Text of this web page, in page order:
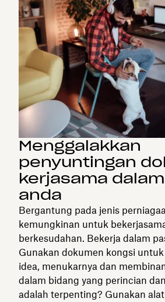
Menggalakkan
penyuntingan
kerjasama
anda
Bergantung pada jenis
kemungkinan untuk
berkesudahan. Bekerja dalam
Gunakan dokumen kongsi
idea, menukarnya dan
dalam bidang yang perincian
adalah terpenting? Gunakan